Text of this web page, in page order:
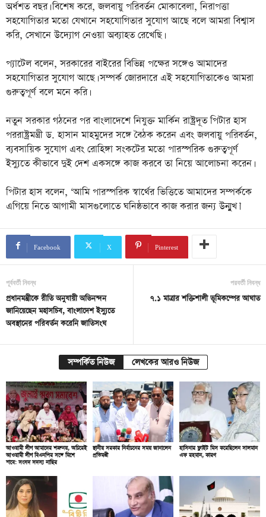
অর্ধশত বছর। বিশেষ করে, জলবায়ু পরিবর্তন মোকাবেলা, নিরাপত্তা
সহযোগিতার মতো যেখানে সহযোগিতার সুযোগ আছে বলে আমরা বিশ্বাস
করি, সেখানে উদ্যোগ নেওয়া অব্যাহত রেখেছি।
প্যাটেল বলেন, সরকারের বাইরের বিভিন্ন পক্ষের সঙ্গেও আমাদের
সহযোগিতার সুযোগ আছে। সম্পর্ক জোরদারে এই সহযোগিতাকেও আমরা
গুরুত্বপূর্ণ বলে মনে করি।
নতুন সরকার গঠনের পর বাংলাদেশে নিযুক্ত মার্কিন রাষ্ট্রদূত পিটার হাস
পররাষ্ট্রমন্ত্রী ড. হাসান মাহমুদের সঙ্গে বৈঠক করেন এবং জলবায়ু পরিবর্তন,
ব্যবসায়িক সুযোগ এবং রোহিঙ্গা সংকটের মতো পারস্পরিক গুরুত্বপূর্ণ
ইস্যুতে কীভাবে দুই দেশ একসঙ্গে কাজ করবে তা নিয়ে আলোচনা করেন।
পিটার হাস বলেন, ‘আমি পারস্পরিক স্বার্থের ভিত্তিতে আমাদের সম্পর্ককে
এগিয়ে নিতে আগামী মাসগুলোতে ঘনিষ্ঠভাবে কাজ করার জন্য উন্মুখ।’
Facebook X Pinterest
পূর্ববর্তী নিবন্ধ
প্রধানমন্ত্রীকে রীতি অনুযায়ী অভিনন্দন
জানিয়েছেন মহাসচিব, বাংলাদেশ ইস্যুতে
অবস্থানের পরিবর্তন করেনি জাতিসংঘ
পরবর্তী নিবন্ধ
৭.১ মাত্রার শক্তিশালী ভূমিকম্পের আঘাত
সম্পর্কিত নিউজ লেখকের আরও নিউজ
আওয়ামী লীগ আমাদের শত্রু নয়, অচিরেই
আওয়ামী লীগ বিএনপির সঙ্গে মিশে
যাবে: সংসদ সদস্য নাছির
স্থানীয় সরকার নির্বাচনের সময় জানালেন
প্রতিমন্ত্রী
হাসিনার ফ্লাইট মিস করেছিলেন সালমান
এফ রহমান, কারণ